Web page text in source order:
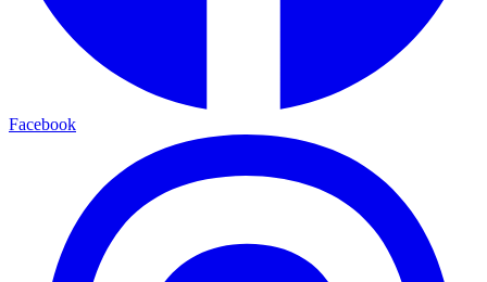
Facebook